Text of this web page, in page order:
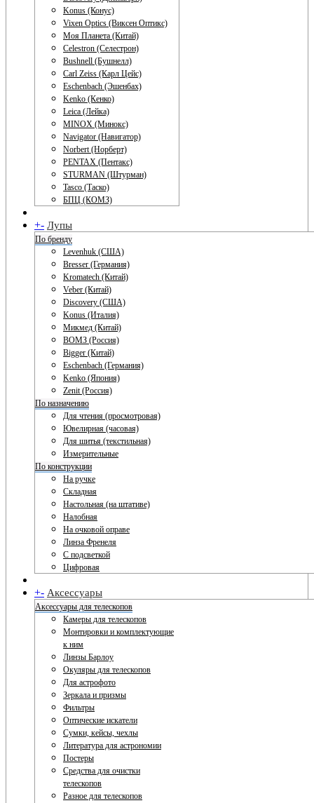
Konus (Конус)
Vixen Optics (Виксен Оптикс)
Моя Планета (Китай)
Celestron (Селестрон)
Bushnell (Бушнелл)
Carl Zeiss (Карл Цейс)
Eschenbach (Эшенбах)
Kenko (Кенко)
Leica (Лейка)
MINOX (Минокс)
Navigator (Навигатор)
Norbert (Норберт)
PENTAX (Пентакс)
STURMAN (Штурман)
Tasco (Таско)
БПЦ (КОМЗ)
+- Лупы
По бренду
Levenhuk (США)
Bresser (Германия)
Kromatech (Китай)
Veber (Китай)
Discovery (США)
Konus (Италия)
Микмед (Китай)
ВОМЗ (Россия)
Bigger (Китай)
Eschenbach (Германия)
Kenko (Япония)
Zenit (Россия)
По назначению
Для чтения (просмотровая)
Ювелирная (часовая)
Для шитья (текстильная)
Измерительные
По конструкции
На ручке
Складная
Настольная (на штативе)
Налобная
На очковой оправе
Линза Френеля
С подсветкой
Цифровая
+- Аксессуары
Аксессуары для телескопов
Камеры для телескопов
Монтировки и комплектующие
к ним
Линзы Барлоу
Окуляры для телескопов
Для астрофото
Зеркала и призмы
Фильтры
Оптические искатели
Сумки, кейсы, чехлы
Литература для астрономии
Постеры
Средства для очистки
телескопов
Разное для телескопов